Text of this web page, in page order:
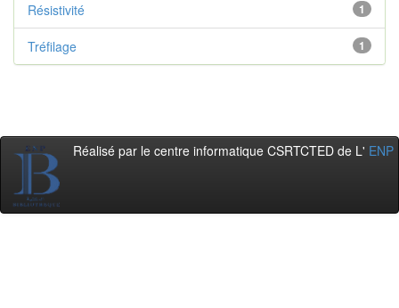
1
Résistivité
1
Tréfilage
Réalisé par le centre informatique CSRTCTED de L' ENP